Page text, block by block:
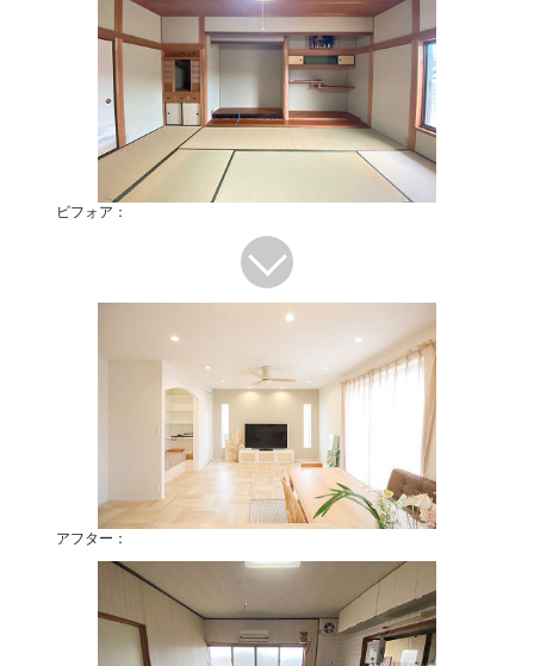
ビフォア：
アフター：